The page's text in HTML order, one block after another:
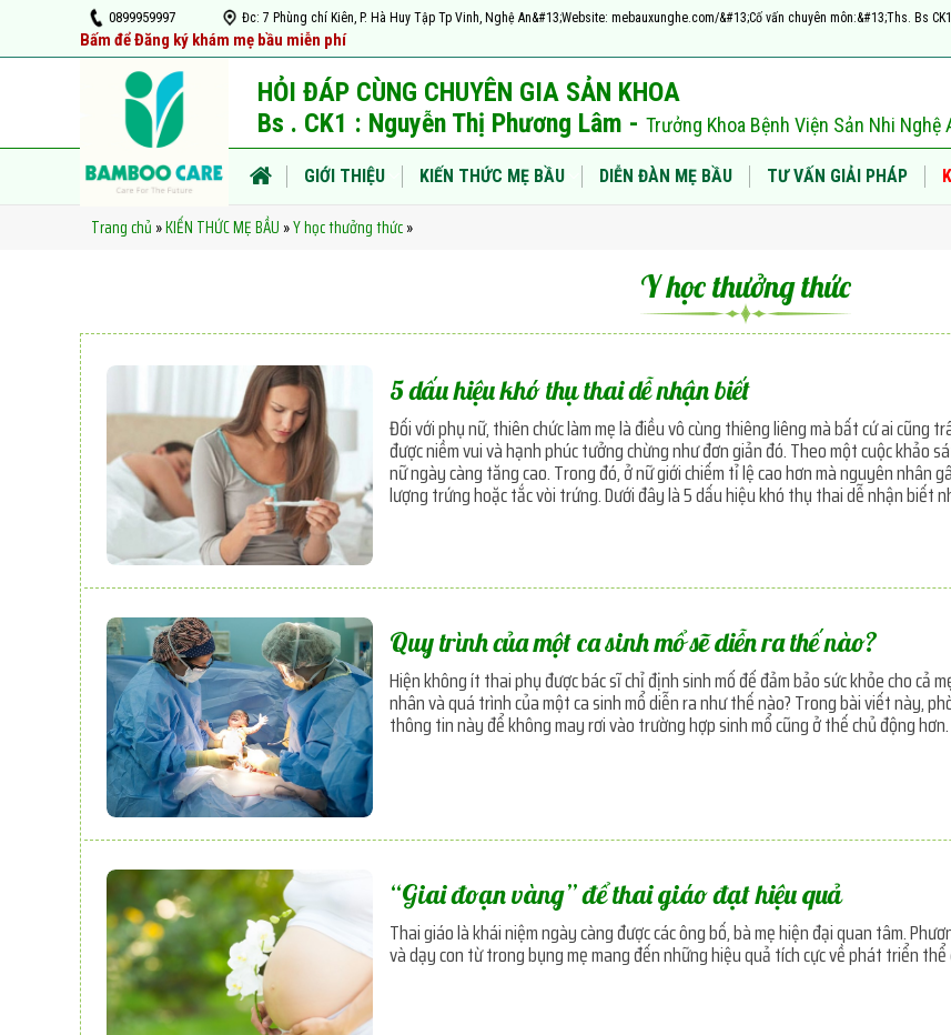
0899959997 Đc: 7 Phùng chí Kiên, P. Hà Huy Tập Tp Vinh, Nghệ An&#13;Website: mebauxunghe.com/&#13;Cố vấn chuyên môn:&#13;Ths. Bs
Bấm để Đăng ký khám mẹ bầu miễn phí
HỎI ĐÁP CÙNG CHUYÊN GIA SẢN KHOA
Bs . CK1 : Nguyễn Thị Phương Lâm - Trưởng Khoa Bệnh Viện Sản Nhi Nghệ
GIỚI THIỆU KIẾN THỨC MẸ BẦU DIỄN ĐÀN MẸ BẦU TƯ VẤN GIẢI PHÁP
Trang chủ »KIẾN THỨC MẸ BẦU »Y học thưởng thức »
Y học thưởng thức
5 dấu hiệu khó thụ thai dễ nhận biết
Đối với phụ nữ, thiên chức làm mẹ là điều vô cùng thiêng liêng mà bất cứ ai cũng
được niềm vui và hạnh phúc tưởng chừng như đơn giản đó. Theo một cuộc khảo
nữ ngày càng tăng cao. Trong đó, ở nữ giới chiếm tỉ lệ cao hơn mà nguyên nhân
lượng trứng hoặc tắc vòi trứng. Dưới đây là 5 dấu hiệu khó thụ thai dễ nhận biết
Quy trình của một ca sinh mổ sẽ diễn ra thế nào?
Hiện không ít thai phụ được bác sĩ chỉ định sinh mổ để đảm bảo sức khỏe cho cả
nhân và quá trình của một ca sinh mổ diễn ra như thế nào? Trong bài viết này,
thông tin này để không may rơi vào trường hợp sinh mổ cũng ở thế chủ động hơn.
“Giai đoạn vàng” để thai giáo đạt hiệu quả
Thai giáo là khái niệm ngày càng được các ông bố, bà mẹ hiện đại quan tâm.
và dạy con từ trong bụng mẹ mang đến những hiệu quả tích cực về phát triển